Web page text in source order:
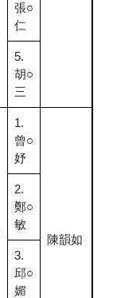
張○
仁
5.
胡○
三
1.
曾○
妤
陳韻如
2.
鄭○
敏
3.
邱○
媚